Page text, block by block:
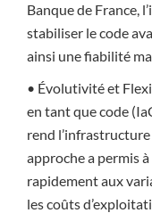
Banque de France,
stabiliser le code
ainsi une fiabilité
• Évolutivité et
en tant que code
rend
approche a permis à
rapidement aux
les coûts